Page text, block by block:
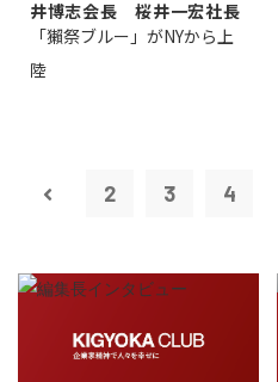
井博志会長 桜井一宏社長
「獺祭ブルー」がNYから上
陸
2 3 4